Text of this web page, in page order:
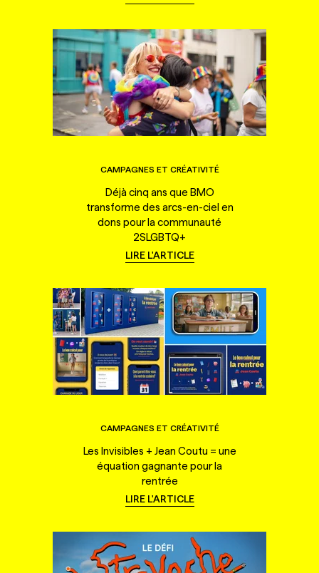
CAMPAGNES ET CRÉATIVITÉ
Déjà cinq ans que BMO
transforme des arcs-en-ciel en
dons pour la communauté
2SLGBTQ+
LIRE L'ARTICLE
CAMPAGNES ET CRÉATIVITÉ
Les Invisibles + Jean Coutu = une
équation gagnante pour la
rentrée
LIRE L'ARTICLE